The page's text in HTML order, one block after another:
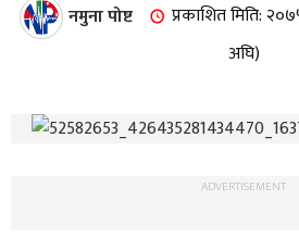
नमुना पोष्ट
प्रकाशित मिति:
अघि)
ADVERTISEMENT